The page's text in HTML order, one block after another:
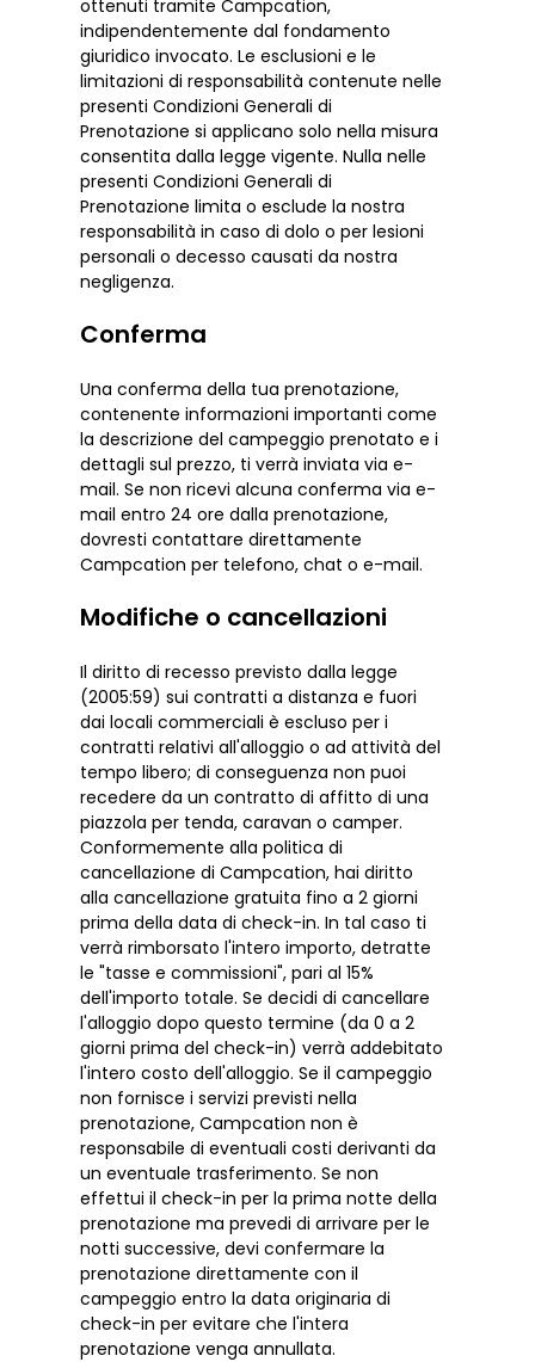
ottenuti tramite Campcation,
indipendentemente dal fondamento
giuridico invocato. Le esclusioni e le
limitazioni di responsabilità contenute nelle
presenti Condizioni Generali di
Prenotazione si applicano solo nella misura
consentita dalla legge vigente. Nulla nelle
presenti Condizioni Generali di
Prenotazione limita o esclude la nostra
responsabilità in caso di dolo o per lesioni
personali o decesso causati da nostra
negligenza.
Conferma
Una conferma della tua prenotazione,
contenente informazioni importanti come
la descrizione del campeggio prenotato e i
dettagli sul prezzo, ti verrà inviata via e-
mail. Se non ricevi alcuna conferma via e-
mail entro 24 ore dalla prenotazione,
dovresti contattare direttamente
Campcation per telefono, chat o e-mail.
Modifiche o cancellazioni
Il diritto di recesso previsto dalla legge
(2005:59) sui contratti a distanza e fuori
dai locali commerciali è escluso per i
contratti relativi all'alloggio o ad attività del
tempo libero; di conseguenza non puoi
recedere da un contratto di affitto di una
piazzola per tenda, caravan o camper.
Conformemente alla politica di
cancellazione di Campcation, hai diritto
alla cancellazione gratuita fino a 2 giorni
prima della data di check-in. In tal caso ti
verrà rimborsato l'intero importo, detratte
le "tasse e commissioni", pari al 15%
dell'importo totale. Se decidi di cancellare
l'alloggio dopo questo termine (da 0 a 2
giorni prima del check-in) verrà addebitato
l'intero costo dell'alloggio. Se il campeggio
non fornisce i servizi previsti nella
prenotazione, Campcation non è
responsabile di eventuali costi derivanti da
un eventuale trasferimento. Se non
effettui il check-in per la prima notte della
prenotazione ma prevedi di arrivare per le
notti successive, devi confermare la
prenotazione direttamente con il
campeggio entro la data originaria di
check-in per evitare che l'intera
prenotazione venga annullata.